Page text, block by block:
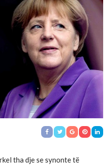
tha dje se synonte të